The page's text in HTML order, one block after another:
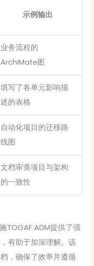
示例输出
业务流程的
ArchiMate图
填写了各单元影响描
述的表格
自动化项目的迁移路
线图
文档审查项目与架构
的一致性
TOGAF ADM提供了强
有助于加深理解。该
，确保了效率并遵循